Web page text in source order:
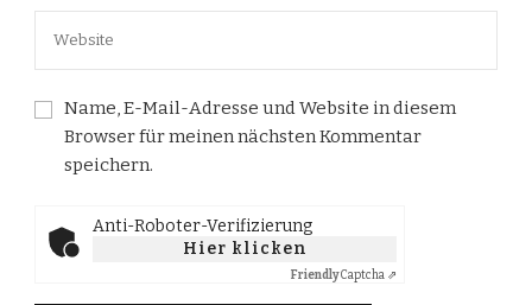
Name, E-Mail-Adresse und Website in diesem
Browser für meinen nächsten Kommentar
speichern.
Anti-Roboter-Verifizierung
Hier klicken
FriendlyCaptcha ⇗